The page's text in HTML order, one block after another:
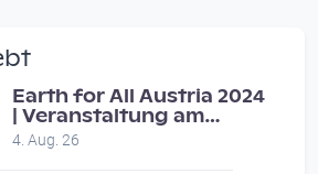
2 days
tolle…
Earth for All Austria 2024
| Veranstaltung am
8.7.2024
4. Aug. 26